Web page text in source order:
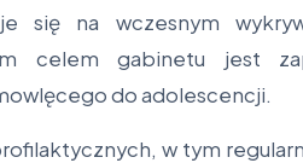
się na wczesnym
celem gabinetu jest
do adolescencji.
w tym